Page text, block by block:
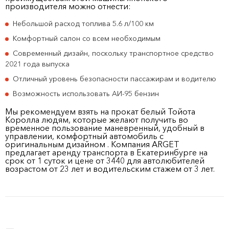
производителя можно отнести:
Небольшой расход топлива 5.6 л/100 км
Комфортный салон со всем необходимым
Современный дизайн, поскольку транспортное средство
2021 года выпуска
Отличный уровень безопасности пассажирам и водителю
Возможность использовать АИ-95 бензин
Мы рекомендуем взять на прокат белый Тойота
Королла людям, которые желают получить во
временное пользование маневренный, удобный в
управлении, комфортный автомобиль с
оригинальным дизайном . Компания ARGET
предлагает аренду транспорта в Екатеринбурге на
срок от 1 суток и цене от 3440 для автолюбителей
возрастом от 23 лет и водительским стажем от 3 лет.